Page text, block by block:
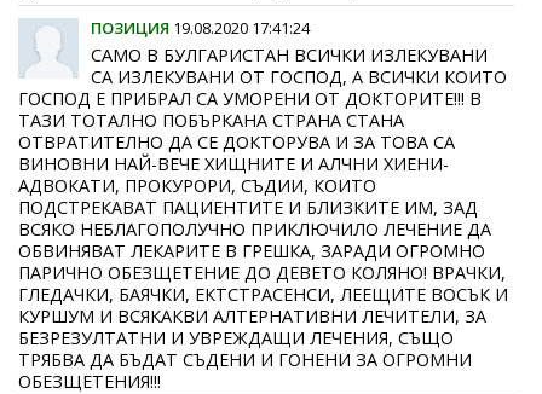
ПОЗИЦИЯ 19.08.2020 17:41:24
САМО В БУЛГАРИСТАН ВСИЧКИ ИЗЛЕКУВАНИ
СА ИЗЛЕКУВАНИ ОТ ГОСПОД, А ВСИЧКИ КОИТО
ГОСПОД Е ПРИБРАЛ СА УМОРЕНИ ОТ ДОКТОРИТЕ!!! В
ТАЗИ ТОТАЛНО ПОБЪРКАНА СТРАНА СТАНА
ОТВРАТИТЕЛНО ДА СЕ ДОКТОРУВА И ЗА ТОВА СА
ВИНОВНИ НАЙ-ВЕЧЕ ХИЩНИТЕ И АЛЧНИ ХИЕНИ-
АДВОКАТИ, ПРОКУРОРИ, СЪДИИ, КОИТО
ПОДСТРЕКАВАТ ПАЦИЕНТИТЕ И БЛИЗКИТЕ ИМ, ЗАД
ВСЯКО НЕБЛАГОПОЛУЧНО ПРИКЛЮЧИЛО ЛЕЧЕНИЕ ДА
ОБВИНЯВАТ ЛЕКАРИТЕ В ГРЕШКА, ЗАРАДИ ОГРОМНО
ПАРИЧНО ОБЕЗЩЕТЕНИЕ ДО ДЕВЕТО КОЛЯНО! ВРАЧКИ,
ГЛЕДАЧКИ, БАЯЧКИ, ЕКТСТРАСЕНСИ, ЛЕЕЩИТЕ ВОСЪК И
КУРШУМ И ВСЯКАКВИ АЛТЕРНАТИВНИ ЛЕЧИТЕЛИ, ЗА
БЕЗРЕЗУЛТАТНИ И УВРЕЖДАЩИ ЛЕЧЕНИЯ, СЪЩО
ТРЯБВА ДА БЪДАТ СЪДЕНИ И ГОНЕНИ ЗА ОГРОМНИ
ОБЕЗЩЕТЕНИЯ!!!